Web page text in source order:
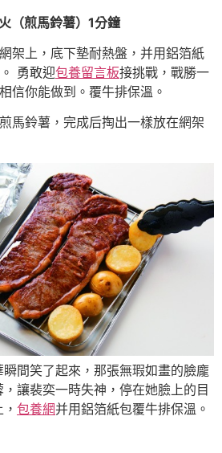
（煎馬鈴薯）1分鐘
架上，底下墊耐熱盤，并用鋁箔紙
勇敢迎包養留言板接挑戰，戰勝一
信你能做到。覆牛排保溫。
馬鈴薯，完成后掏出一樣放在網架
間笑了起來，那張無瑕如畫的臉龐
讓裴奕一時失神，停在她臉上的目
包養網并用鋁箔紙包覆牛排保溫。